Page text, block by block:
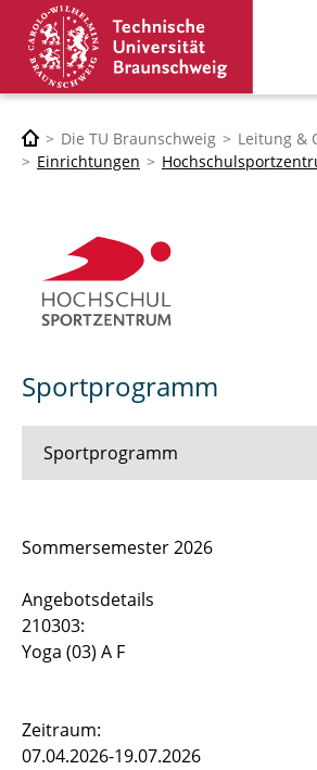
Die TU Braunschweig
Leitung &
Einrichtungen
Sportprogramm
Sportprogramm
Nutzungsordnungen
Feedback Sportangebot
Sommersemester 2026
Angebotsdetails
210303:
Yoga (03) A F
Zeitraum:
07.04.2026-19.07.2026